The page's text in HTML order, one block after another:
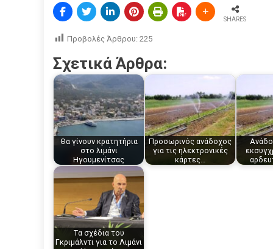
SHARES
Προβολές Άρθρου: 225
Σχετικά Άρθρα:
Θα γίνουν κρατητήρια
στο λιμάνι
Ηγουμενίτσας
Προσωρινός ανάδοχος
για τις ηλεκτρονικές
κάρτες…
Tα σχέδια του
Γκριμάλντι για το Λιμάνι